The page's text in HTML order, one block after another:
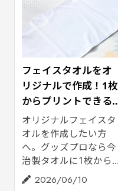
フェイスタオルをオ
リジナルで作成！1枚
からプリントできる
GoodsProの制作ガイ
ド
オリジナルフェイスタ
オルを作成したい方
へ。グッズプロなら今
治製タオルに1枚から
フルカラー印刷が可能
です。名入れやデザイ
2026/06/10